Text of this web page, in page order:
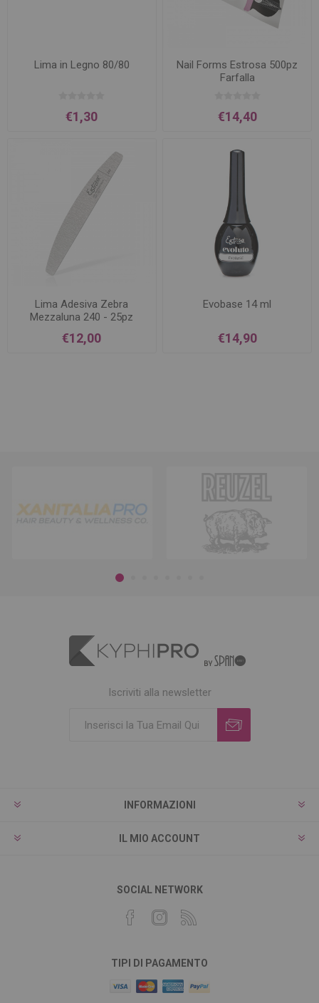
Lima in Legno 80/80
€1,30
Nail Forms Estrosa 500pz
Farfalla
€14,40
Lima Adesiva Zebra
Mezzaluna 240 - 25pz
€12,00
Evobase 14 ml
€14,90
Iscriviti alla newsletter
INFORMAZIONI
IL MIO ACCOUNT
SOCIAL NETWORK
TIPI DI PAGAMENTO